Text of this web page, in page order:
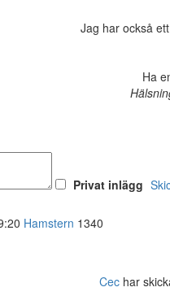
Jag har också
Ha
Privat inlägg
Hamstern 1340
Cechar